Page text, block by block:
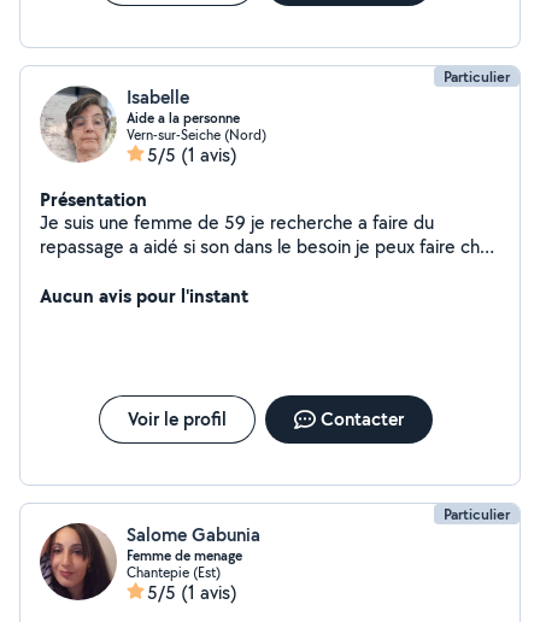
Particulier
Isabelle
Aide a la personne
Vern-sur-Seiche (Nord)
5/5 (1 avis)
Présentation
Je suis une femme de 59 je recherche a faire du
repassage a aidé si son dans le besoin je peux faire chez
Aucun avis pour l'instant
Voir le profil Contacter
Particulier
Salome Gabunia
Femme de menage
Chantepie (Est)
5/5 (1 avis)